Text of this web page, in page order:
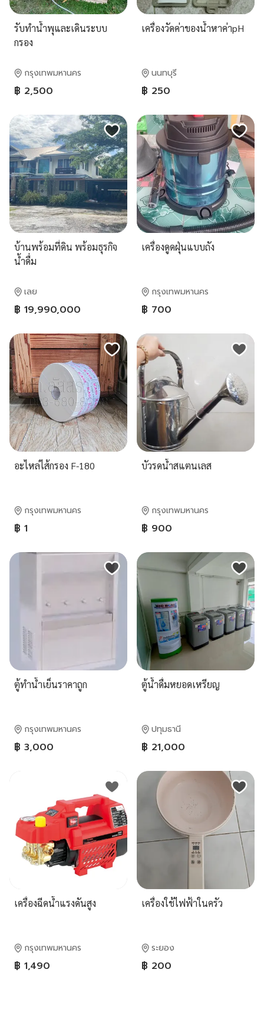
รับทำน้ำพุและเดินระบบ
กรอง
กรุงเทพมหานคร
฿ 2,500
เครื่องวัดค่าของน้ำหาค่าpH
นนทบุรี
฿ 250
บ้านพร้อมที่ดิน พร้อมธุรกิจ
น้ำดื่ม
เลย
฿ 19,990,000
เครื่องดูดฝุ่นแบบถัง
กรุงเทพมหานคร
฿ 700
อะไหล่ไส้กรอง F-180
กรุงเทพมหานคร
฿ 1
บัวรดน้ำสแตนเลส
กรุงเทพมหานคร
฿ 900
ตู้ทำน้ำเย็นราคาถูก
กรุงเทพมหานคร
฿ 3,000
ตู้น้ำดื่มหยอดเหรียญ
ปทุมธานี
฿ 21,000
เครื่องฉีดน้ำแรงดันสูง
กรุงเทพมหานคร
฿ 1,490
เครื่องใช้ไฟฟ้าในครัว
ระยอง
฿ 200